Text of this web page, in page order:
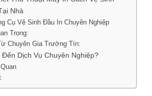
Nhà
Cụ Vệ Sinh Đầu In Chuyên Nghiệp
Trọng:
Chuyên Gia Trường Tín:
Dịch Vụ Chuyên Nghiệp?